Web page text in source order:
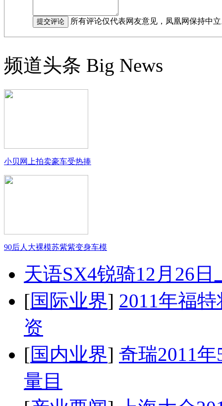
所有评论仅代表网友意见，凤凰网保持中
频道头条 Big News
小贝网上拍卖豪车受热捧
90后人大裸模苏紫紫变身车模
天语SX4锐骑12月26
[国际业界] 2011年福
资
[国内业界] 奇瑞2011
量目